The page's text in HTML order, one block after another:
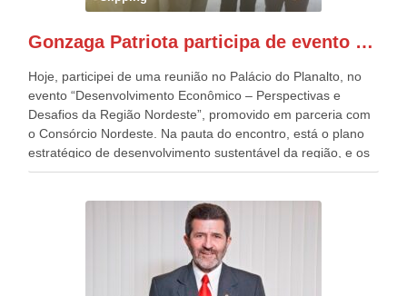
Independentes, dobrou na Esplanada. Eu, Lula e os
Patriota.
Gonzaga Patriota participa de evento em prol do desenvolvimento do Nordeste
Hoje, participei de uma reunião no Palácio do Planalto, no
evento “Desenvolvimento Econômico – Perspectivas e
Desafios da Região Nordeste”, promovido em parceria com
o Consórcio Nordeste. Na pauta do encontro, está o plano
estratégico de desenvolvimento sustentável da região, e os
desafios para a elaboração de políticas públicas, que
evento contou com a presença do Vice-presidente Geraldo
Alckmin, que também ocupa o Ministério do
Desenvolvimento, Indústria, Comércio e Serviços, o ex
governador de Pernambuco, agora Presidente do Banco do
Nordeste, Paulo Câmara, o ex Deputado Federal, e